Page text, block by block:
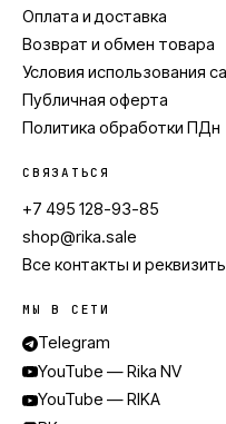
Оплата и доставка
Возврат и обмен товара
Условия использования
Публичная оферта
Политика обработки ПДн
СВЯЗАТЬСЯ
+7 495 128-93-85
shop@rika.sale
Все контакты и
МЫ В СЕТИ
Telegram
YouTube — Rika NV
YouTube — RIKA